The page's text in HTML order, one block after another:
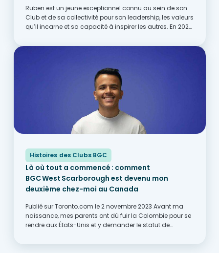
Ruben est un jeune exceptionnel connu au sein de son
Club et de sa collectivité pour son leadership, les valeurs
qu’il incarne et sa capacité à inspirer les autres. En 2025,
Histoires des Clubs BGC
Là où tout a commencé : comment
BGC West Scarborough est devenu mon
deuxième chez-moi au Canada
Publié sur Toronto.com le 2 novembre 2023 Avant ma
naissance, mes parents ont dû fuir la Colombie pour se
rendre aux États-Unis et y demander le statut de